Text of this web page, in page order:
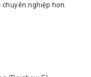
nghiệp hơn.